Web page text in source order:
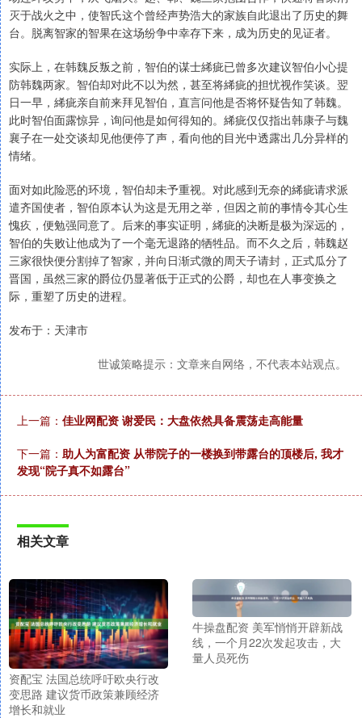
灭于战火之中，使智氏这个曾经声势浩大的家族自此退出了历史的舞
台。脱离智家的智果在这场纷争中幸存下来，成为历史的见证者。
实际上，在韩魏反叛之前，智伯的谋士絺疵已曾多次建议智伯小心提
防韩魏两家。智伯却对此不以为然，甚至将絺疵的担忧视作笑谈。翌
日一早，絺疵亲自前来拜见智伯，直言问他是否将怀疑告知了韩魏。
此时智伯面露惊异，询问他是如何得知的。絺疵仅仅指出韩康子与魏
襄子在一处交谈却见他便停了声，看向他的目光中透露出几分异样的
情绪。
面对如此险恶的环境，智伯却未予重视。对此感到无奈的絺疵请求派
遣齐国使者，智伯原本认为这是无用之举，但因之前的事情令其心生
愧疚，便勉强同意了。后来的事实证明，絺疵的决断是极为深远的，
智伯的失败让他成为了一个毫无退路的牺牲品。而不久之后，韩魏赵
三家很快便分割掉了智家，并向日渐式微的周天子请封，正式瓜分了
晋国，虽然三家的爵位仍显著低于正式的公爵，却也在人事变换之
际，重塑了历史的进程。
发布于：天津市
世诚策略提示：文章来自网络，不代表本站观点。
上一篇： 佳业网配资 谢爱民：大盘依然具备震荡走高能量
下一篇： 助人为富配资 从带院子的一楼换到带露台的顶楼后, 我才
发现“院子真不如露台”
相关文章
资配宝 法国总统呼吁欧央行改
变思路 建议货币政策兼顾经济
增长和就业
牛操盘配资 美军悄悄开辟新战
线，一个月22次发起攻击，大
量人员死伤